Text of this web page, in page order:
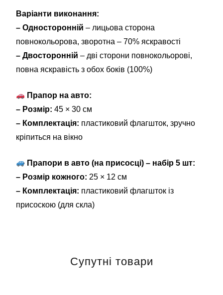
Варіанти виконання:
– Односторонній – лицьова сторона
повнокольорова, зворотна – 70% яскравості
– Двосторонній – дві сторони повнокольорові,
повна яскравість з обох боків (100%)
Прапор на авто:
– Розмір: 45 × 30 см
– Комплектація: пластиковий флагшток, зручно
кріпиться на вікно
Прапори в авто (на присосці) – набір 5 шт:
– Розмір кожного: 25 × 12 см
– Комплектація: пластиковий флагшток із
присоскою (для скла)
Супутні товари